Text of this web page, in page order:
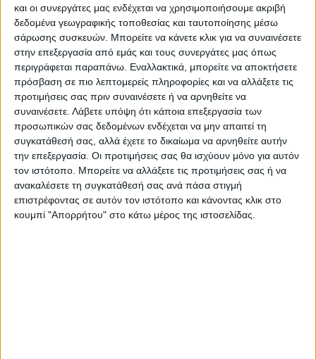
και οι συνεργάτες μας ενδέχεται να χρησιμοποιήσουμε ακριβή
δεδομένα γεωγραφικής τοποθεσίας και ταυτοποίησης μέσω
σάρωσης συσκευών. Μπορείτε να κάνετε κλικ για να συναινέσετε
στην επεξεργασία από εμάς και τους συνεργάτες μας όπως
περιγράφεται παραπάνω. Εναλλακτικά, μπορείτε να αποκτήσετε
πρόσβαση σε πιο λεπτομερείς πληροφορίες και να αλλάξετε τις
προτιμήσεις σας πριν συναινέσετε ή να αρνηθείτε να
συναινέσετε. Λάβετε υπόψη ότι κάποια επεξεργασία των
προσωπικών σας δεδομένων ενδέχεται να μην απαιτεί τη
συγκατάθεσή σας, αλλά έχετε το δικαίωμα να αρνηθείτε αυτήν
την επεξεργασία. Οι προτιμήσεις σας θα ισχύουν μόνο για αυτόν
τον ιστότοπο. Μπορείτε να αλλάξετε τις προτιμήσεις σας ή να
ανακαλέσετε τη συγκατάθεσή σας ανά πάσα στιγμή
επιστρέφοντας σε αυτόν τον ιστότοπο και κάνοντας κλικ στο
κουμπί "Απορρήτου" στο κάτω μέρος της ιστοσελίδας.
ΠΡΟΗΓΟΥΜΕΝΟ ΑΡΘΡΟ
Τα νούμερα της πανδημίας
καθορίζουν την επανέναρξη
της Γ' Εθνικής...
ΕΠΟΜΕΝΟ ΑΡΘΡΟ
Αρνητικά όλα τα
rapid tests που
διενεργήθηκαν στη Δημοτική
αγορά Μουζακίου